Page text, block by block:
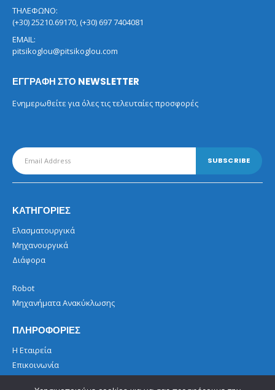
ΤΗΛΕΦΩΝΟ:
(+30) 25210.69170, (+30) 697 7404081
EMAIL:
pitsikoglou@pitsikoglou.com
ΕΓΓΡΑΦΗ ΣΤΟ NEWSLETTER
Ενημερωθείτε για όλες τις τελευταίες προσφορές
ΚΑΤΗΓΟΡΙΕΣ
Ελασματουργικά
Μηχανουργικά
Διάφορα
Robot
Μηχανήματα Ανακύκλωσης
ΠΛΗΡΟΦΟΡΙΕΣ
Η Εταιρεία
Επικοινωνία